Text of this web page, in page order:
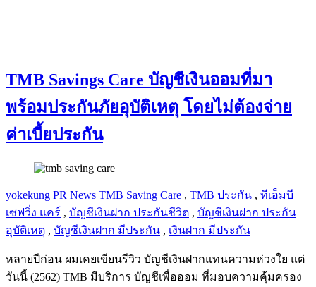
TMB Savings Care บัญชีเงินออมที่มา
พร้อมประกันภัยอุบัติเหตุ โดยไม่ต้องจ่าย
ค่าเบี้ยประกัน
yokekung PR News TMB Saving Care , TMB ประกัน , ทีเอ็มบี
เซฟวิ่ง แคร์ , บัญชีเงินฝาก ประกันชีวิต , บัญชีเงินฝาก ประกัน
อุบัติเหตุ , บัญชีเงินฝาก มีประกัน , เงินฝาก มีประกัน
หลายปีก่อน ผมเคยเขียนรีวิว บัญชีเงินฝากแทนความห่วงใย แต่
วันนี้ (2562) TMB มีบริการ บัญชีเพื่อออม ที่มอบความคุ้มครอง